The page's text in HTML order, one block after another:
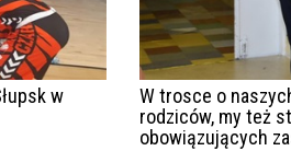
w
W trosce o
rodziców, my też
obowiązujących